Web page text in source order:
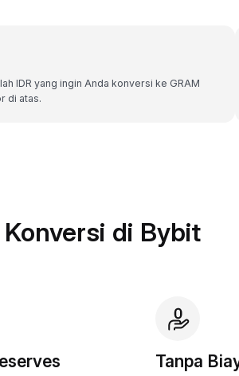
IDR yang ingin Anda konversi ke GRAM
di atas.
di Bybit
Tanpa